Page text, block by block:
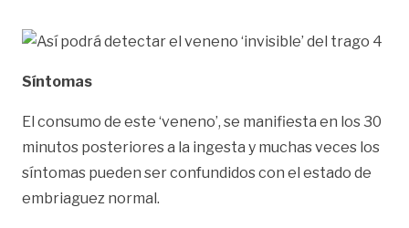
Síntomas
El consumo de este ‘veneno’, se manifiesta en los 30
minutos posteriores a la ingesta y muchas veces los
síntomas pueden ser confundidos con el estado de
embriaguez normal.